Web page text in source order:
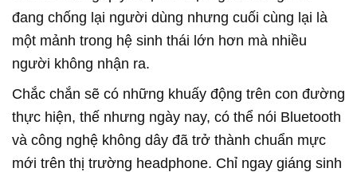
đang chống lại người dùng nhưng cuối cùng lại là
một mảnh trong hệ sinh thái lớn hơn mà nhiều
người không nhận ra.
Chắc chắn sẽ có những khuấy động trên con đường
thực hiện, thế nhưng ngày nay, có thể nói Bluetooth
và công nghệ không dây đã trở thành chuẩn mực
mới trên thị trường headphone. Chỉ ngay giáng sinh